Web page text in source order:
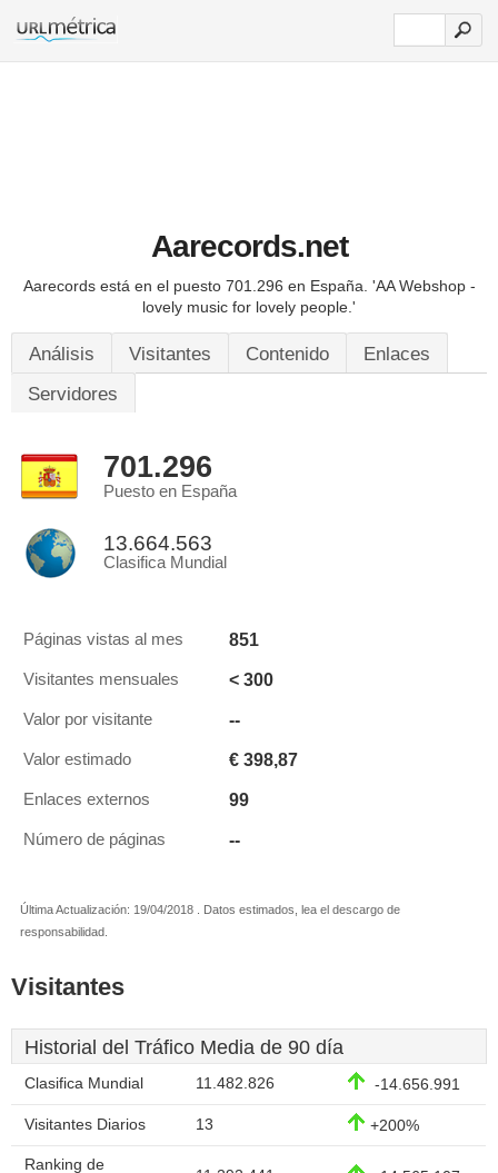
Aarecords.net
Aarecords está en el puesto 701.296 en España. 'AA Webshop -
lovely music for lovely people.'
Análisis Visitantes Contenido
Enlaces
Servidores
701.296
Puesto en España
13.664.563
Clasifica Mundial
Páginas vistas al mes 851
Visitantes mensuales < 300
Valor por visitante --
Valor estimado € 398,87
Enlaces externos 99
Número de páginas --
Última Actualización: 19/04/2018 . Datos estimados, lea el descargo de
responsabilidad.
Visitantes
Historial del Tráfico Media de 90 día
Clasifica Mundial 11.482.826 -14.656.991
Visitantes Diarios 13 +200%
Ranking de